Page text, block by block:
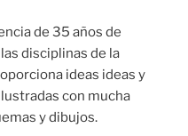
de 35 años de
disciplinas de la
ideas ideas y
con mucha
y dibujos.